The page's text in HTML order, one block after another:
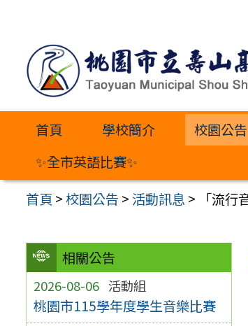
內
首頁 學校簡介 校園公告
✨全市英語比賽✨
首頁 >校園公告 > 活動訊息 > 「流
相關公告
2026-08-06 活動組
桃園市115學年度學生音樂比賽